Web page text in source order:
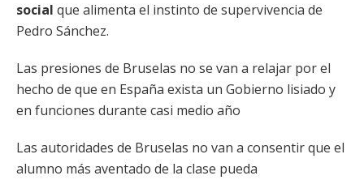
social que alimenta el instinto de supervivencia de
Pedro Sánchez.
Las presiones de Bruselas no se van a relajar por el
hecho de que en España exista un Gobierno lisiado y
en funciones durante casi medio año
Las autoridades de Bruselas no van a consentir que el
alumno más aventado de la clase pueda